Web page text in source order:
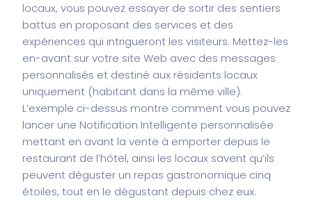
locaux, vous pouvez essayer de sortir des sentiers
battus en proposant des services et des
expériences qui intrigueront les visiteurs. Mettez-les
en-avant sur votre site Web avec des messages
personnalisés et destiné aux résidents locaux
uniquement (habitant dans la même ville).
L’exemple ci-dessus montre comment vous pouvez
lancer une Notification Intelligente personnalisée
mettant en avant la vente à emporter depuis le
restaurant de l’hôtel, ainsi les locaux savent qu’ils
peuvent déguster un repas gastronomique cinq
étoiles, tout en le dégustant depuis chez eux.